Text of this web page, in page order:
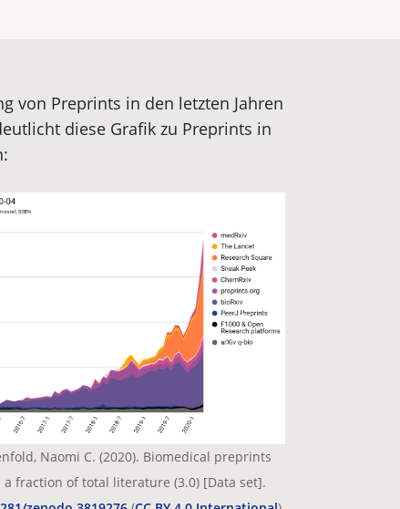
von Preprints in den letzten Jahren
diese Grafik zu Preprints in
Naomi C. (2020). Biomedical preprints
fraction of total literature (3.0) [Data set].